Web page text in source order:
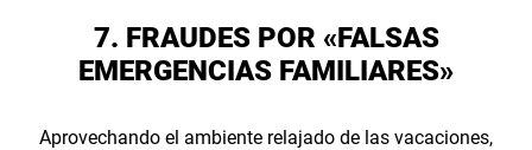
7. FRAUDES POR «FALSAS
EMERGENCIAS FAMILIARES»
Aprovechando el ambiente relajado de las vacaciones,